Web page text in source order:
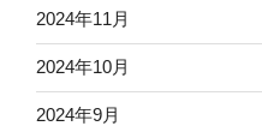
2024年11月
2024年10月
2024年9月